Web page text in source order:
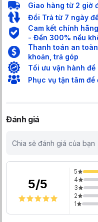
Giao hàng từ 2 giờ
Đổi Trả từ 7 ngày
Cam kết chính
- Đền 300% nếu
Thanh toán an
khoản, trả góp
Tối ưu vận hành
Phục vụ tận tâm
Đánh giá
Chia sẻ đánh giá của bạn
5/5
5
4
3
2
1